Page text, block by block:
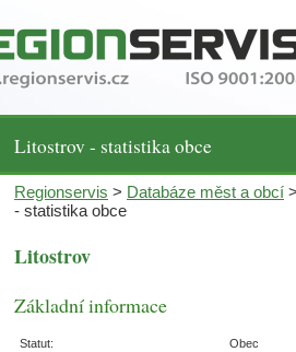
Litostrov - statistika obce
Regionservis > Databáze měst a obcí
- statistika obce
Litostrov
Základní informace
Statut:
Obec